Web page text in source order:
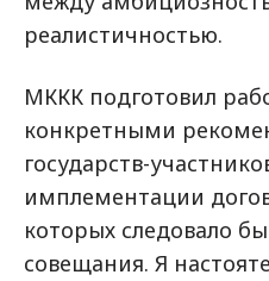
реалистичностью.
МККК подготовил
конкретными
государств-
имплементации
которых следовало
совещания. Я